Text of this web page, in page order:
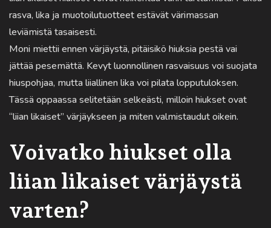
rasva, lika ja muotoilutuotteet estävät värimassan
leviämistä tasaisesti.
Moni miettii ennen värjäystä, pitäisikö hiuksia pestä vai
jättää pesemättä. Kevyt luonnollinen rasvaisuus voi suojata
hiuspohjaa, mutta liiallinen lika voi pilata lopputuloksen.
Tässä oppaassa selitetään selkeästi, milloin hiukset ovat
“liian likaiset” värjäykseen ja miten valmistaudut oikein.
Voivatko hiukset olla
liian likaiset värjäystä
varten?